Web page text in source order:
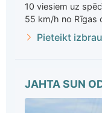
10 viesiem uz
55 km/h no Rīgas
Pieteikt
JAHTA SUN